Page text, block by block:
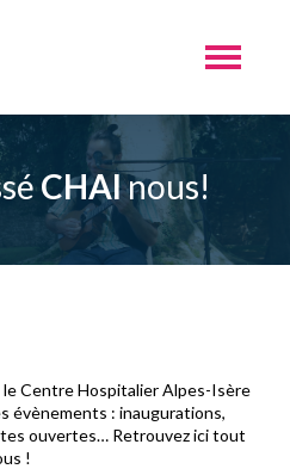
CHAInous!
Centre Hospitalier Alpes-Isère
évènements : inaugurations,
ouvertes… Retrouvez ici tout
!